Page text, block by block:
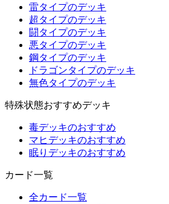
雷タイプのデッキ
超タイプのデッキ
闘タイプのデッキ
悪タイプのデッキ
鋼タイプのデッキ
ドラゴンタイプのデッキ
無色タイプのデッキ
特殊状態おすすめデッキ
毒デッキのおすすめ
マヒデッキのおすすめ
眠りデッキのおすすめ
カード一覧
全カード一覧